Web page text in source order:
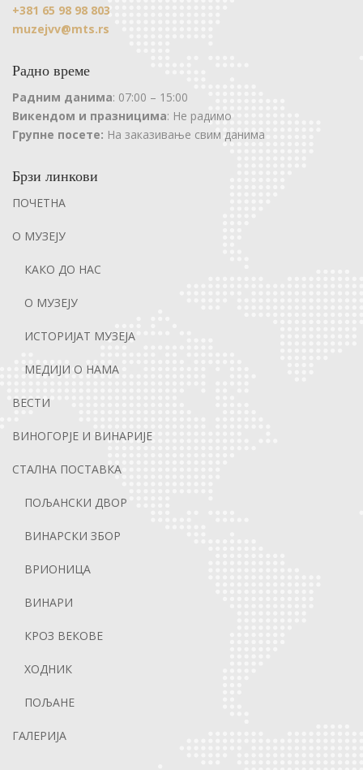
+381 65 98 98 803
muzejvv@mts.rs
Радно време
Радним данима: 07:00 – 15:00
Викендом и празницима: Не радимо
Групне посете: На заказивање свим данима
Брзи линкови
ПОЧЕТНА
О МУЗЕЈУ
КАКО ДО НАС
О МУЗЕЈУ
ИСТОРИЈАТ МУЗЕЈА
МЕДИЈИ О НАМА
ВЕСТИ
ВИНОГОРЈЕ И ВИНАРИЈЕ
СТАЛНА ПОСТАВКА
ПОЉАНСКИ ДВОР
ВИНАРСКИ ЗБОР
ВРИОНИЦА
ВИНАРИ
КРОЗ ВЕКОВЕ
ХОДНИК
ПОЉАНЕ
ГАЛЕРИЈА